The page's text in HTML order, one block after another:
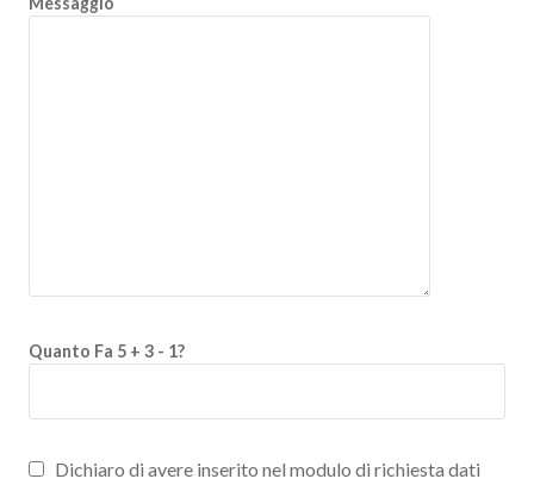
Quanto Fa 5 + 3 - 1?
Dichiaro di avere inserito nel modulo di richiesta dati